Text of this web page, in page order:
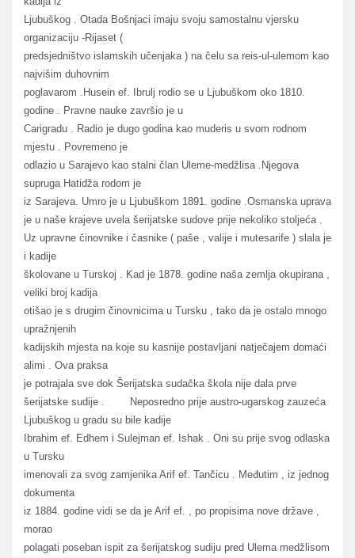
Ljubuškog . Otada Bošnjaci imaju svoju samostalnu vjersku
organizaciju -Rijaset (
predsjedništvo islamskih učenjaka ) na čelu sa reis-ul-ulemom kao
najvišim duhovnim
poglavarom .Husein ef. Ibrulj rodio se u Ljubuškom oko 1810.
godine . Pravne nauke završio je u
Carigradu . Radio je dugo godina kao muderis u svom rodnom
mjestu . Povremeno je
odlazio u Sarajevo kao stalni član Uleme-medžlisa .Njegova
supruga Hatidža rodom je
iz Sarajeva. Umro je u Ljubuškom 1891. godine .Osmanska uprava
je u naše krajeve uvela šerijatske sudove prije nekoliko stoljeća .
Uz upravne činovnike i časnike ( paše , valije i mutesarife ) slala je
i kadije
školovane u Turskoj . Kad je 1878. godine naša zemlja okupirana ,
veliki broj kadija
otišao je s drugim činovnicima u Tursku , tako da je ostalo mnogo
upražnjenih
kadijskih mjesta na koje su kasnije postavljani natječajem domaći
alimi . Ova praksa
je potrajala sve dok Šerijatska sudačka škola nije dala prve
šerijatske sudije . Neposredno prije austro-ugarskog zauzeća
Ljubuškog u gradu su bile kadije
Ibrahim ef. Edhem i Sulejman ef. Ishak . Oni su prije svog odlaska
u Tursku
imenovali za svog zamjenika Arif ef. Tančicu . Međutim , iz jednog
dokumenta
iz 1884. godine vidi se da je Arif ef. , po propisima nove države ,
morao
polagati poseban ispit za šerijatskog sudiju pred Ulema medžlisom